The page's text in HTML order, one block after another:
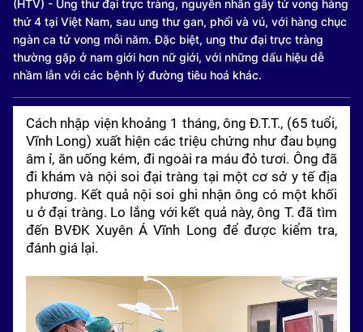
(HTV) - Ung thư đại trực tràng, nguyên nhân gây tử vong hàng
thứ 4 tại Việt Nam, sau ung thư gan, phổi và vú, với hàng chục
ngàn ca tử vong mỗi năm. Đặc biệt, ung thư đại trực tràng
thường gặp ở nam giới hơn nữ giới, với những dấu hiệu dễ
nhầm lẫn với các bệnh lý đường tiêu hoá khác.
Cách nhập viện khoảng 1 tháng, ông Đ.T.T., (65 tuổi,
Vĩnh Long) xuất hiện các triệu chứng như đau bụng
âm ỉ, ăn uống kém, đi ngoài ra máu đỏ tươi. Ông đã
đi khám và nội soi đại tràng tại một cơ sở y tế địa
phương. Kết quả nội soi ghi nhận ông có một khối
u ở đại tràng. Lo lắng với kết quả này, ông T. đã tìm
đến BVĐK Xuyên Á Vĩnh Long để được kiểm tra,
đánh giá lại.